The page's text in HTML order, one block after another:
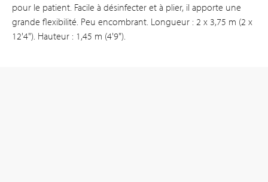
pour le patient. Facile à désinfecter et à plier, il apporte une
grande flexibilité. Peu encombrant. Longueur : 2 x 3,75 m (2 x
12'4"). Hauteur : 1,45 m (4'9").